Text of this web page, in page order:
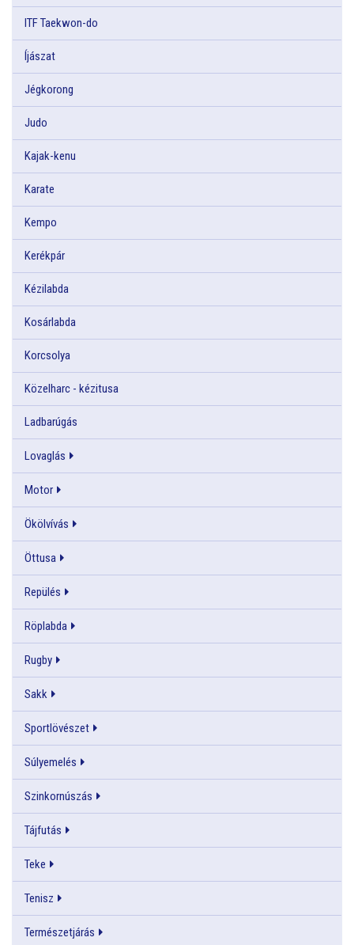
ITF Taekwon-do
Íjászat
Jégkorong
Judo
Kajak-kenu
Karate
Kempo
Kerékpár
Kézilabda
Kosárlabda
Korcsolya
Közelharc - kézitusa
Ladbarúgás
Lovaglás
Motor
Ökölvívás
Öttusa
Repülés
Röplabda
Rugby
Sakk
Sportlövészet
Súlyemelés
Szinkornúszás
Tájfutás
Teke
Tenisz
Természetjárás